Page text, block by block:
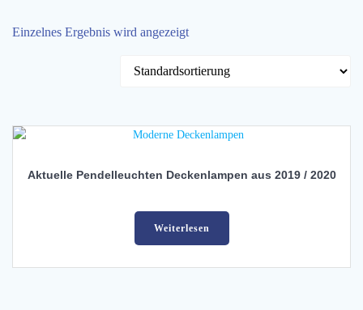
Einzelnes Ergebnis wird angezeigt
Aktuelle Pendelleuchten Deckenlampen aus 2019 / 2020
Weiterlesen